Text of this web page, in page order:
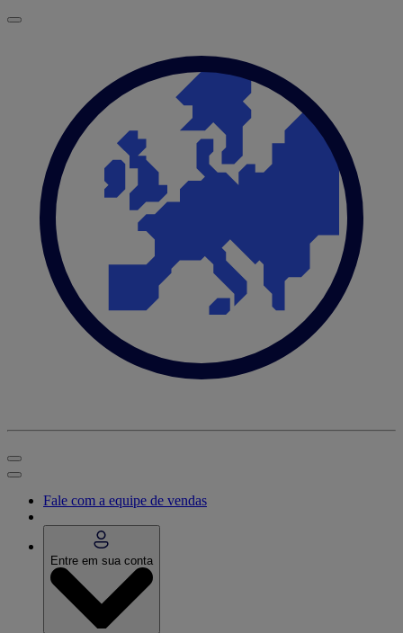
Fale com a equipe de vendas
Entre em sua conta